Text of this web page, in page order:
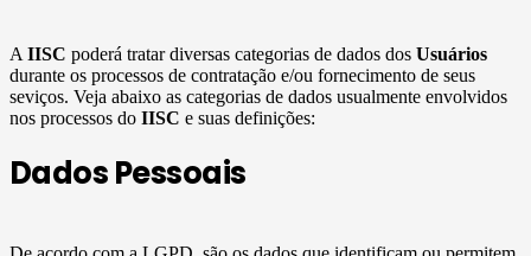
A IISC poderá tratar diversas categorias de dados dos Usuários
durante os processos de contratação e/ou fornecimento de seus
seviços. Veja abaixo as categorias de dados usualmente envolvidos
nos processos do IISC e suas definições:
Dados Pessoais